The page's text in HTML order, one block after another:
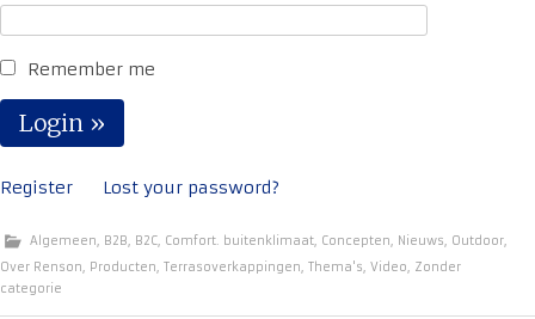
Remember me
Register Lost your password?
Algemeen, B2B, B2C, Comfort. buitenklimaat, Concepten, Nieuws, Outdoor,
Over Renson, Producten, Terrasoverkappingen, Thema's, Video, Zonder
categorie